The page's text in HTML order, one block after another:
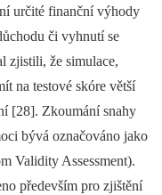
určité finanční výhody
či vyhnutí se
zjistili, že simulace,
na testové skóre větší
[28]. Zkoumání snahy
bývá označováno jako
Validity Assessment).
především pro zjištění